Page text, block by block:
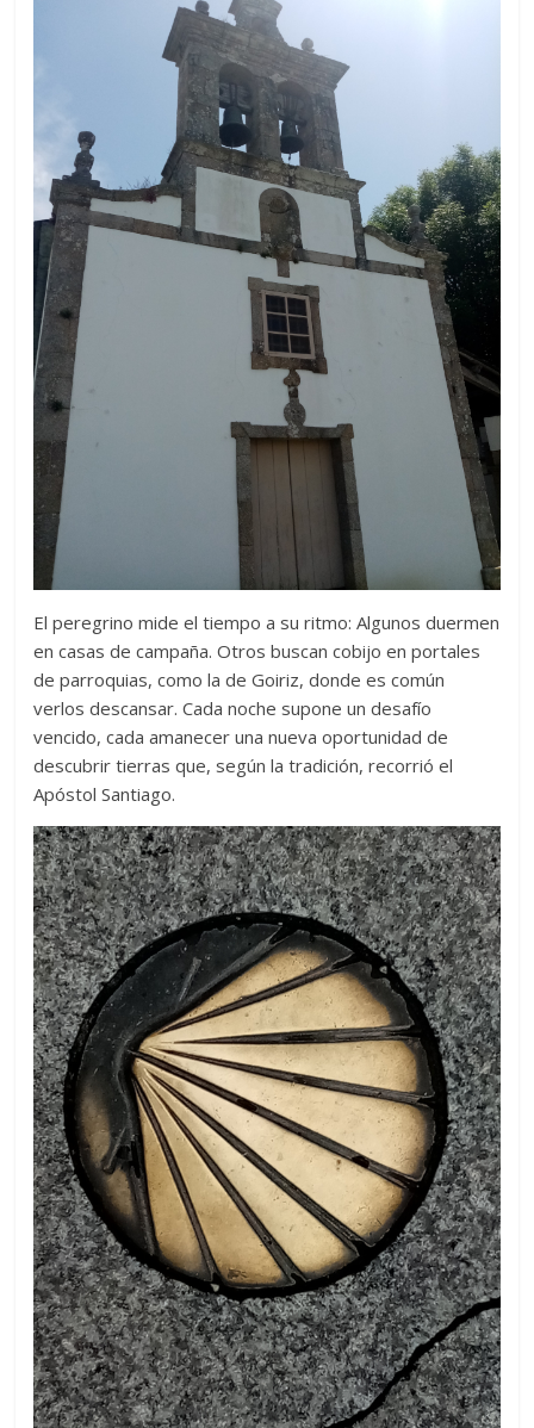
El peregrino mide el tiempo a su ritmo: Algunos duermen
en casas de campaña. Otros buscan cobijo en portales
de parroquias, como la de Goiriz, donde es común
verlos descansar. Cada noche supone un desafío
vencido, cada amanecer una nueva oportunidad de
descubrir tierras que, según la tradición, recorrió el
Apóstol Santiago.